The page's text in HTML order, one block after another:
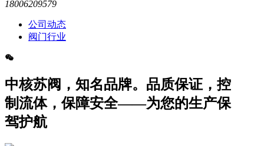
18006209579
公司动态
阀门行业
中核苏阀，知名品牌。品质保证，控
制流体，保障安全——为您的生产保
驾护航